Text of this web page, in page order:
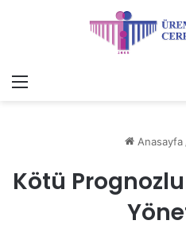
Menü
Anasayfa
Kötü